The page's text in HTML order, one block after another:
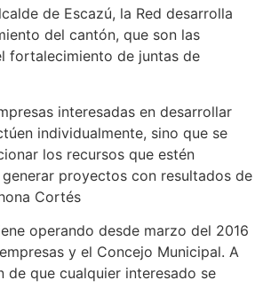
de Escazú, la Red desarrolla
del cantón, que son las
fortalecimiento de juntas de
interesadas en desarrollar
individualmente, sino que se
los recursos que estén
proyectos con resultados de
Cortés
operando desde marzo del 2016
y el Concejo Municipal. A
que cualquier interesado se